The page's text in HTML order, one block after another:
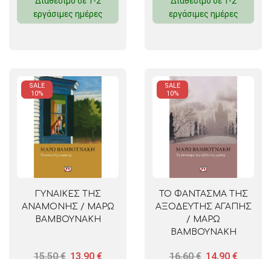
εργάσιμες ημέρες
εργάσιμες ημέρες
SALE
10%
ΓΥΝΑΙΚΕΣ ΤΗΣ
ΑΝΑΜΟΝΗΣ / ΜΑΡΩ
ΒΑΜΒΟΥΝΑΚΗ
15,50€ 13,90 €
SALE
10%
ΤΟ ΦΑΝΤΑΣΜΑ ΤΗΣ
ΑΞΟΔΕΥΤΗΣ ΑΓΑΠΗΣ
/ ΜΑΡΩ
ΒΑΜΒΟΥΝΑΚΗ
16,60€ 14,90 €